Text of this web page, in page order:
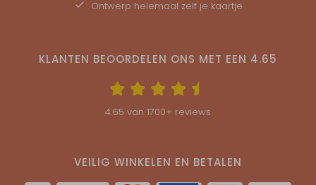
Ontwerp helemaal zelf je kaartje
KLANTEN BEOORDELEN ONS MET EEN 4.65
4.65 van 1700+ reviews
VEILIG WINKELEN EN BETALEN